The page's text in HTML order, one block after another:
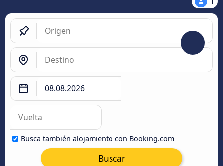
Busca también alojamiento con Booking.com
Buscar